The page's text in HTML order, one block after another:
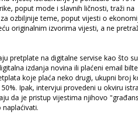
poput mode i slavnih ličnosti, traži na
ozbiljnije teme, poput vijesti o
originalnim izvorima vijesti, a ne
pretplate na digitalne servise kao što su
izdanja novina ili plaćeni email
koje plaća neko drugi, ukupni broj
Ipak, intervjui provedeni u okviru
da je pristup vijestima njihovo